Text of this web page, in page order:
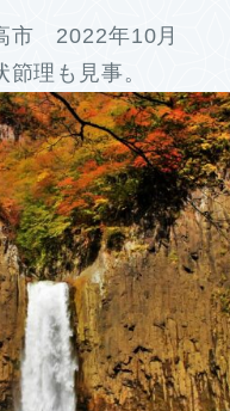
市 2022年10月
理も見事。